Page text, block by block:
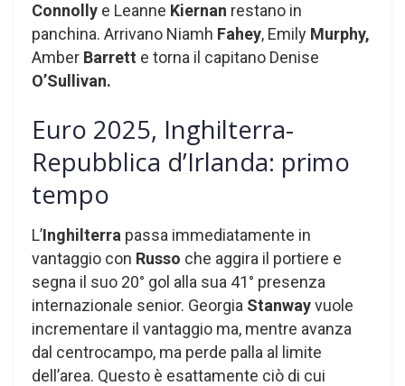
Connolly e Leanne Kiernan restano in
panchina. Arrivano Niamh Fahey, Emily Murphy,
Amber Barrett e torna il capitano Denise
O’Sullivan.
Euro 2025, Inghilterra-
Repubblica d’Irlanda: primo
tempo
L’Inghilterra passa immediatamente in
vantaggio con Russo che aggira il portiere e
segna il suo 20° gol alla sua 41° presenza
internazionale senior. Georgia Stanwayvuole
incrementare il vantaggio ma, mentre avanza
dal centrocampo, ma perde palla al limite
dell’area. Questo è esattamente ciò di cui